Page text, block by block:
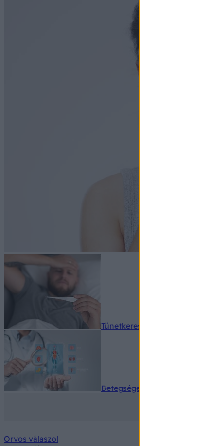
Tünetkereső
Betegségek A-Z
Orvos válaszol